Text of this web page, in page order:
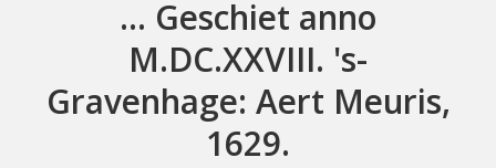
... Geschiet anno
M.DC.XXVIII. 's-
Gravenhage: Aert Meuris,
1629.